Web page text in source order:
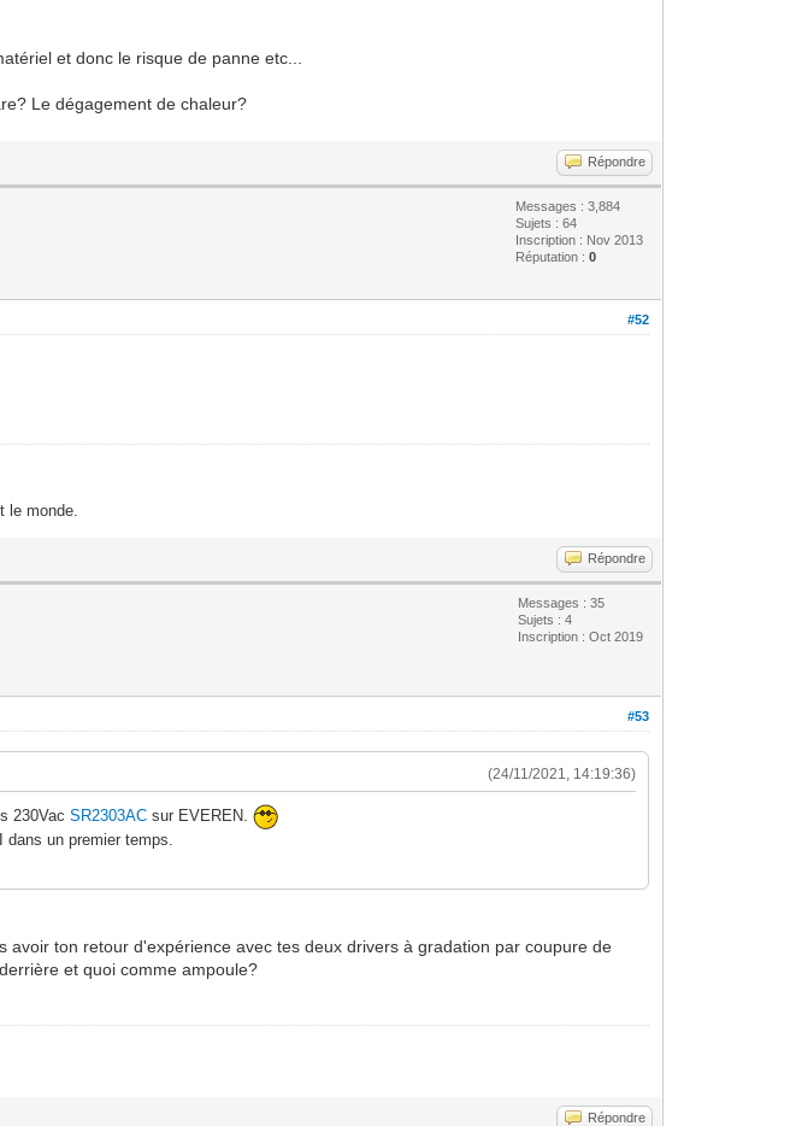
et donc le risque de panne etc...
Le dégagement de chaleur?
Répondre
Messages : 3,884
Sujets : 64
Inscription : Nov 2013
Réputation :0
#52
le monde.
Répondre
Messages : 35
Sujets : 4
Inscription : Oct 2019
#53
(24/11/2021, 14:19:36)
230VacSR2303AC sur EVEREN.
un premier temps.
ton retour d'expérience avec tes deux drivers à gradation par coupure de
et quoi comme ampoule?
Répondre